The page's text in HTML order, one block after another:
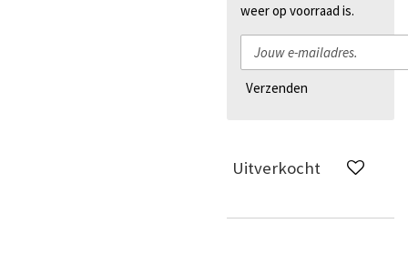
weer op voorraad is.
Verzenden
Uitverkocht